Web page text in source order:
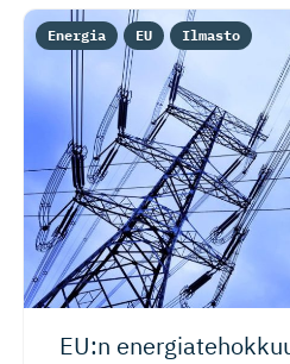
EU:n
Energia EU Ilmasto